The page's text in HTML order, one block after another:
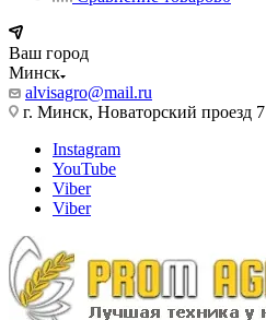
Ваш город
Минск
alvisagro@mail.ru
г. Минск, Новаторский проезд 7
Instagram
YouTube
Viber
Viber